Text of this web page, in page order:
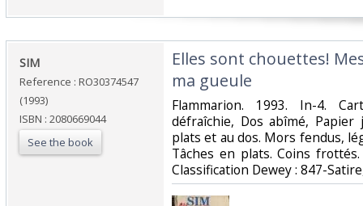
‎SIM‎
Reference : RO30374547
(1993)
ISBN : 2080669044
See the book
‎Elles sont chouettes!
ma gueule‎
‎Flammarion. 1993. In-4.
défraîchie, Dos abîmé, Papier
plats et au dos. Mors fendus,
Tâches en plats. Coins
Classification Dewey : 847-